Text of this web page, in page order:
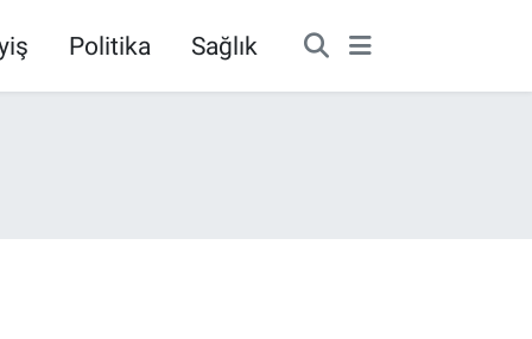
Politika Sağlık